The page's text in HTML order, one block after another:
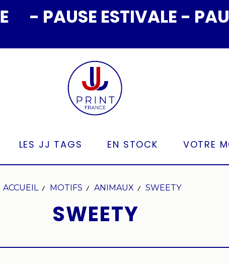
- PAUSE ESTIVALE - PAUSE
LES JJ TAGS EN STOCK VOTRE
ACCUEIL MOTIFS ANIMAUX SWEETY
SWEETY